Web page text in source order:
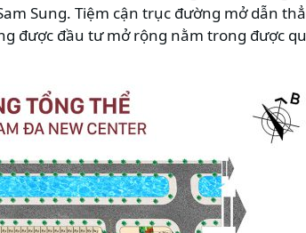
Sung. Tiệm cận trục đường mở dẫn
được đầu tư mở rộng nằm trong được